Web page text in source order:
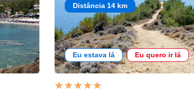
Distância 14 km
Eu estava lá Eu quero ir lá